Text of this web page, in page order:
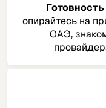
опирайтесь на
ОАЭ,